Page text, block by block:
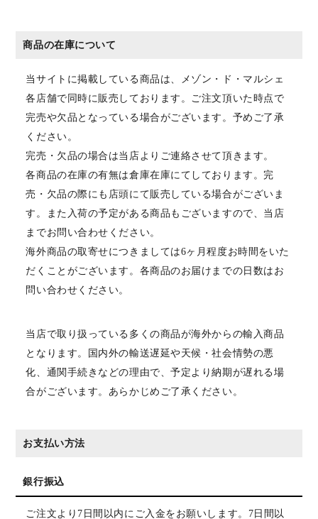
商品の在庫について
当サイトに掲載している商品は、メゾン・ド・マルシェ
各店舗で同時に販売しております。ご注文頂いた時点で
完売や欠品となっている場合がございます。予めご了承
ください。
完売・欠品の場合は当店よりご連絡させて頂きます。
各商品の在庫の有無は倉庫在庫にてしております。完
売・欠品の際にも店頭にて販売している場合がございま
す。また入荷の予定がある商品もございますので、当店
までお問い合わせください。
海外商品の取寄せにつきましては6ヶ月程度お時間をいた
だくことがございます。各商品のお届けまでの日数はお
問い合わせください。
当店で取り扱っている多くの商品が海外からの輸入商品
となります。国内外の輸送遅延や天候・社会情勢の悪
化、通関手続きなどの理由で、予定より納期が遅れる場
合がございます。あらかじめご了承ください。
お支払い方法
銀行振込
ご注文より7日間以内にご入金をお願いします。7日間以